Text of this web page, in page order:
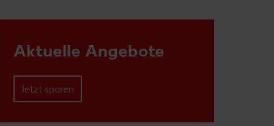
Aktuelle Angebote
Jetzt sparen